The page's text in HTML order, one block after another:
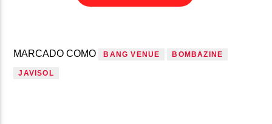
MARCADO COMO BANG VENUE BOMBAZINE
JAVISOL